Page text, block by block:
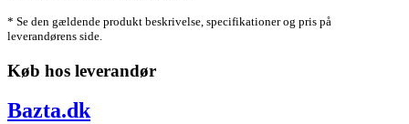
* Se den gældende produkt beskrivelse, specifikationer og pris på
leverandørens side.
Køb hos leverandør
Bazta.dk